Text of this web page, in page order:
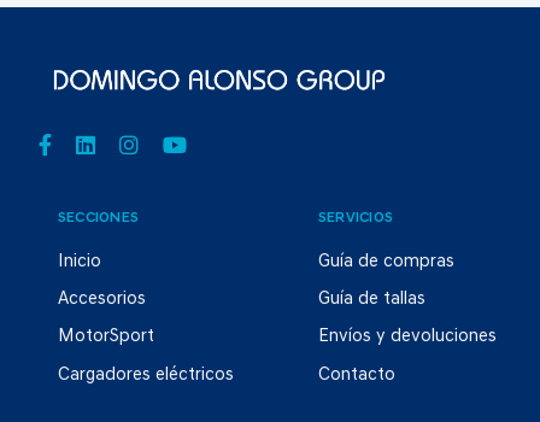
SECCIONES
Inicio
Accesorios
MotorSport
Cargadores eléctricos
SERVICIOS
Guía de compras
Guía de tallas
Envíos y devoluciones
Contacto